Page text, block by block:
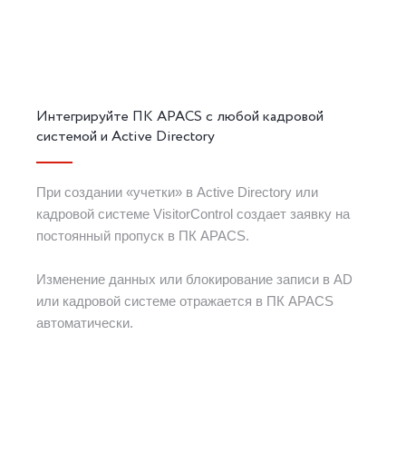
Интегрируйте ПК APACS с любой кадровой
системой и Active Directory
При создании «учетки» в Active Directory или
кадровой системе VisitorControl создает заявку на
постоянный пропуск в ПК APACS.
Изменение данных или блокирование записи в AD
или кадровой системе отражается в ПК APACS
автоматически.